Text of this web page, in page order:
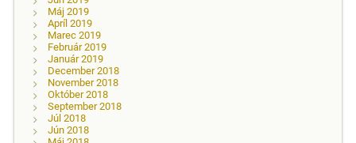
Máj 2019
Apríl 2019
Marec 2019
Február 2019
Január 2019
December 2018
November 2018
Október 2018
September 2018
Júl 2018
Jún 2018